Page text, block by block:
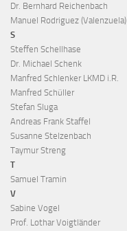
Dr. Bernhard Reichenbach
Manuel Rodriguez (Valenzuela)
S
Steffen Schellhase
Dr. Michael Schenk
Manfred Schlenker LKMD i.R.
Manfred Schüller
Stefan Sluga
Andreas Frank Staffel
Susanne Stelzenbach
Taymur Streng
T
Samuel Tramin
V
Sabine Vogel
Prof. Lothar Voigtländer